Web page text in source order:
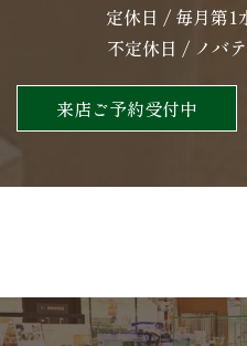
定休日 / 毎月第1
不定休日 / ノバ
来店ご予約受付中